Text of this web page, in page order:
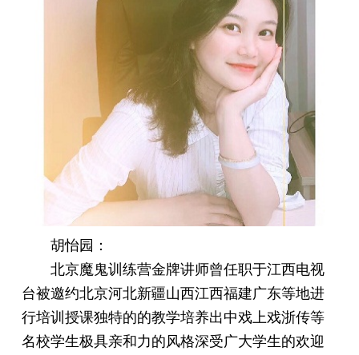
胡怡园：
北京魔鬼训练营金牌讲师曾任职于江西电视
台被邀约北京河北新疆山西江西福建广东等地进
行培训授课独特的的教学培养出中戏上戏浙传等
名校学生极具亲和力的风格深受广大学生的欢迎